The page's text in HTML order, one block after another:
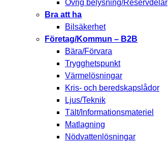
Övrig belysning/Reservdelar
Bra att ha
Bilsäkerhet
Företag/Kommun – B2B
Bära/Förvara
Trygghetspunkt
Värmelösningar
Kris- och beredskapslådor
Ljus/Teknik
Tält/Informationsmateriel
Matlagning
Nödvattenlösningar